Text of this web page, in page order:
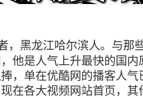
，黑龙江哈尔滨人。与那
他是人气上升最快的国
，单在优酷网的播客人
在各大视频网站首页，